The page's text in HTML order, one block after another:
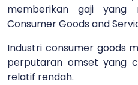
memberikan gaji yang
Consumer Goods and
Industri consumer goods
perputaran omset yang
relatif rendah.